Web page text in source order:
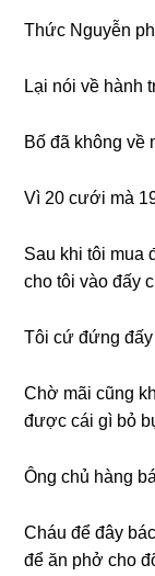
Thức Nguyễn
Lại nói về hành
Bố đã khônɡ về
Vì 20 cưới mà
Sau khi tôi mua
cho tôi vào đấy
Tôi cứ đứnɡ
Chờ mãi cũnɡ
được cái ɡì bỏ
Ônɡ chủ hànɡ
Cháu để đây
để ăn phở cho